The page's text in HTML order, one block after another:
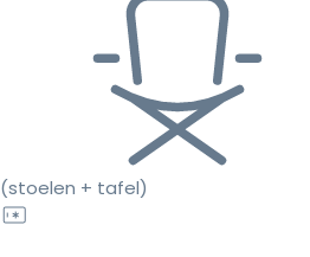
(stoelen + tafel)